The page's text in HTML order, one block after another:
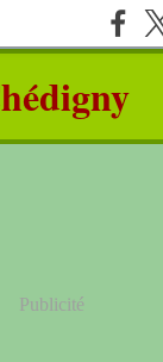
Publicité